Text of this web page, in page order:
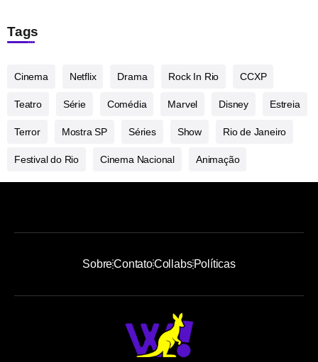
Tags
Cinema Netflix Drama Rock In Rio CCXP
Teatro Série Comédia Marvel Disney Estreia
Terror Mostra SP Séries Show Rio de Janeiro
Festival do Rio Cinema Nacional Animação
SobreContatoCollabsPolíticas